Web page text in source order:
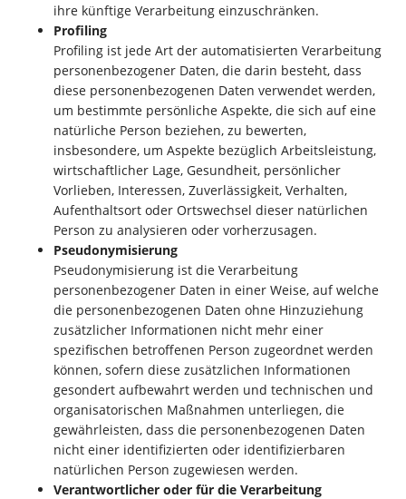
ihre künftige Verarbeitung einzuschränken.
Profiling
Profiling ist jede Art der automatisierten Verarbeitung
personenbezogener Daten, die darin besteht, dass
diese personenbezogenen Daten verwendet werden,
um bestimmte persönliche Aspekte, die sich auf eine
natürliche Person beziehen, zu bewerten,
insbesondere, um Aspekte bezüglich Arbeitsleistung,
wirtschaftlicher Lage, Gesundheit, persönlicher
Vorlieben, Interessen, Zuverlässigkeit, Verhalten,
Aufenthaltsort oder Ortswechsel dieser natürlichen
Person zu analysieren oder vorherzusagen.
Pseudonymisierung
Pseudonymisierung ist die Verarbeitung
personenbezogener Daten in einer Weise, auf welche
die personenbezogenen Daten ohne Hinzuziehung
zusätzlicher Informationen nicht mehr einer
spezifischen betroffenen Person zugeordnet werden
können, sofern diese zusätzlichen Informationen
gesondert aufbewahrt werden und technischen und
organisatorischen Maßnahmen unterliegen, die
gewährleisten, dass die personenbezogenen Daten
nicht einer identifizierten oder identifizierbaren
natürlichen Person zugewiesen werden.
Verantwortlicher oder für die Verarbeitung